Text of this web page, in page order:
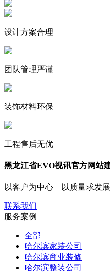
设计方案合理
团队管理严谨
装饰材料环保
工程售后无优
黑龙江省EVO视讯官方网站
以客户为中心 以质量求发
联系我们
服务案例
全部
哈尔滨家装公司
哈尔滨商业装修
哈尔滨整装公司